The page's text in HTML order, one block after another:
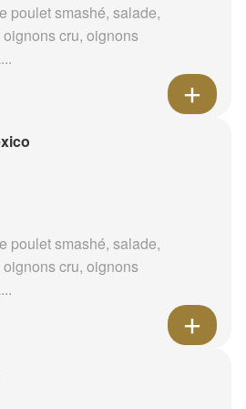
poulet smashé, salade,
cru, oignons
poulet smashé, salade,
cru, oignons